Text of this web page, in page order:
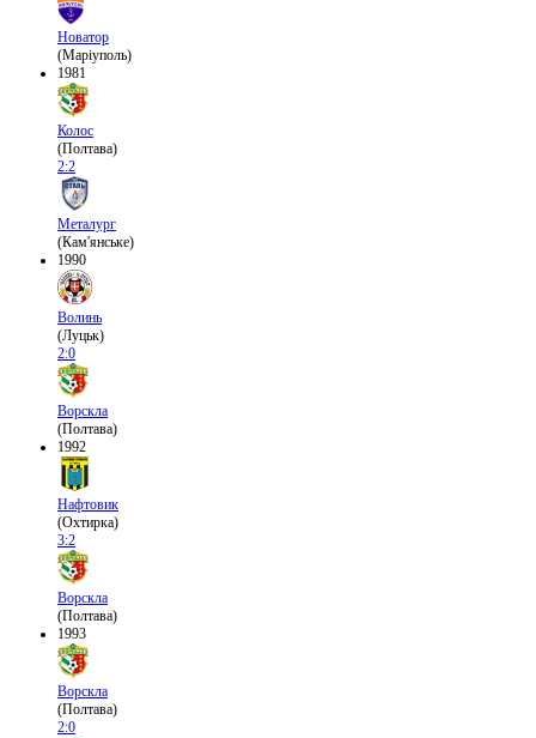
Новатор
(Маріуполь)
1981
Колос
(Полтава)
2:2
Металург
(Кам'янське)
1990
Волинь
(Луцьк)
2:0
Ворскла
(Полтава)
1992
Нафтовик
(Охтирка)
3:2
Ворскла
(Полтава)
1993
Ворскла
(Полтава)
2:0